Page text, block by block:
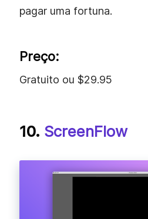
pagar uma fortuna.
Preço:
Gratuito ou $29.95
10. ScreenFlow